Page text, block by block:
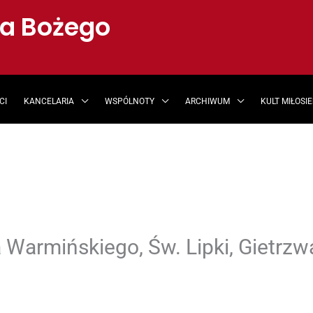
Bożego
KANCELARIA WSPÓLNOTY ARCHIWUM KULT
Św. Lipki,